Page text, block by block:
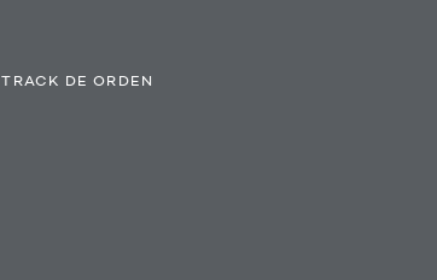
TRACK DE ORDEN